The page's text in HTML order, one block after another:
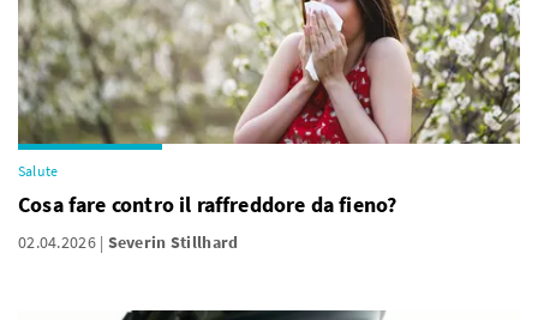
Salute
Cosa fare contro il raffreddore da fieno?
02.04.2026 Severin Stillhard